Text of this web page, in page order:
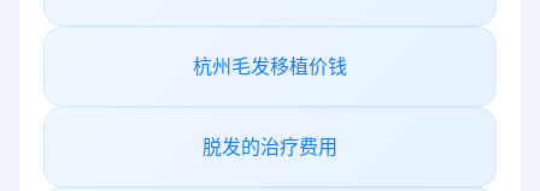
杭州毛发移植价钱
脱发的治疗费用